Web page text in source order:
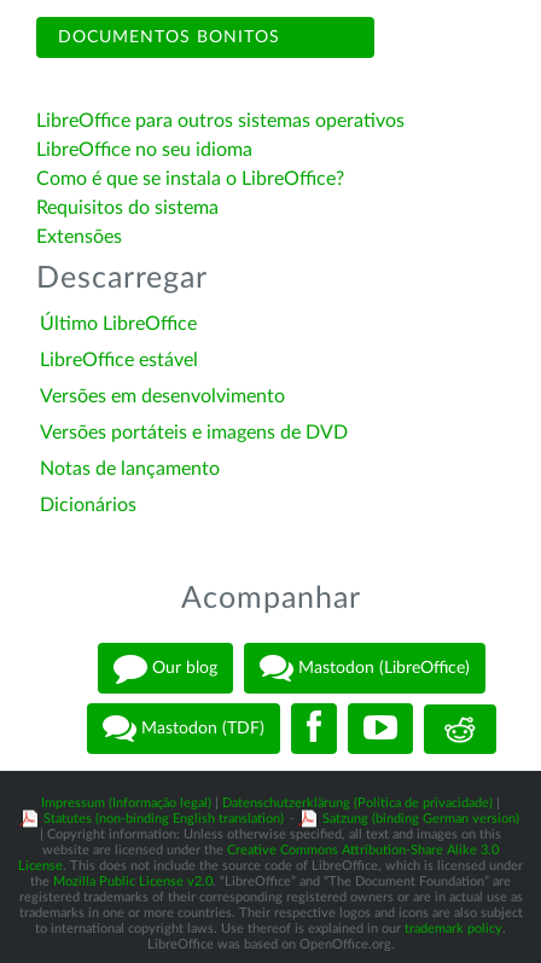
DOCUMENTOS BONITOS
LibreOffice para outros sistemas operativos
LibreOffice no seu idioma
Como é que se instala o LibreOffice?
Requisitos do sistema
Extensões
Descarregar
Último LibreOffice
LibreOffice estável
Versões em desenvolvimento
Versões portáteis e imagens de DVD
Notas de lançamento
Dicionários
Acompanhar
Our blog Mastodon (LibreOffice)
Mastodon (TDF)
Impressum (Informação legal) Datenschutzerklärung (Política de privacidade)
Statutes (non-binding English translation) -
Satzung (binding German version)
| Copyright information: Unless otherwise specified, all text and images on this
website are licensed under the Creative Commons Attribution-Share Alike 3.0
License . This does not include the source code of LibreOffice, which is licensed under
the Mozilla Public License v2.0 . “LibreOffice” and “The Document Foundation” are
registered trademarks of their corresponding registered owners or are in actual use as
trademarks in one or more countries. Their respective logos and icons are also subject
to international copyright laws. Use thereof is explained in our trademark policy
LibreOffice was based on OpenOffice.org.